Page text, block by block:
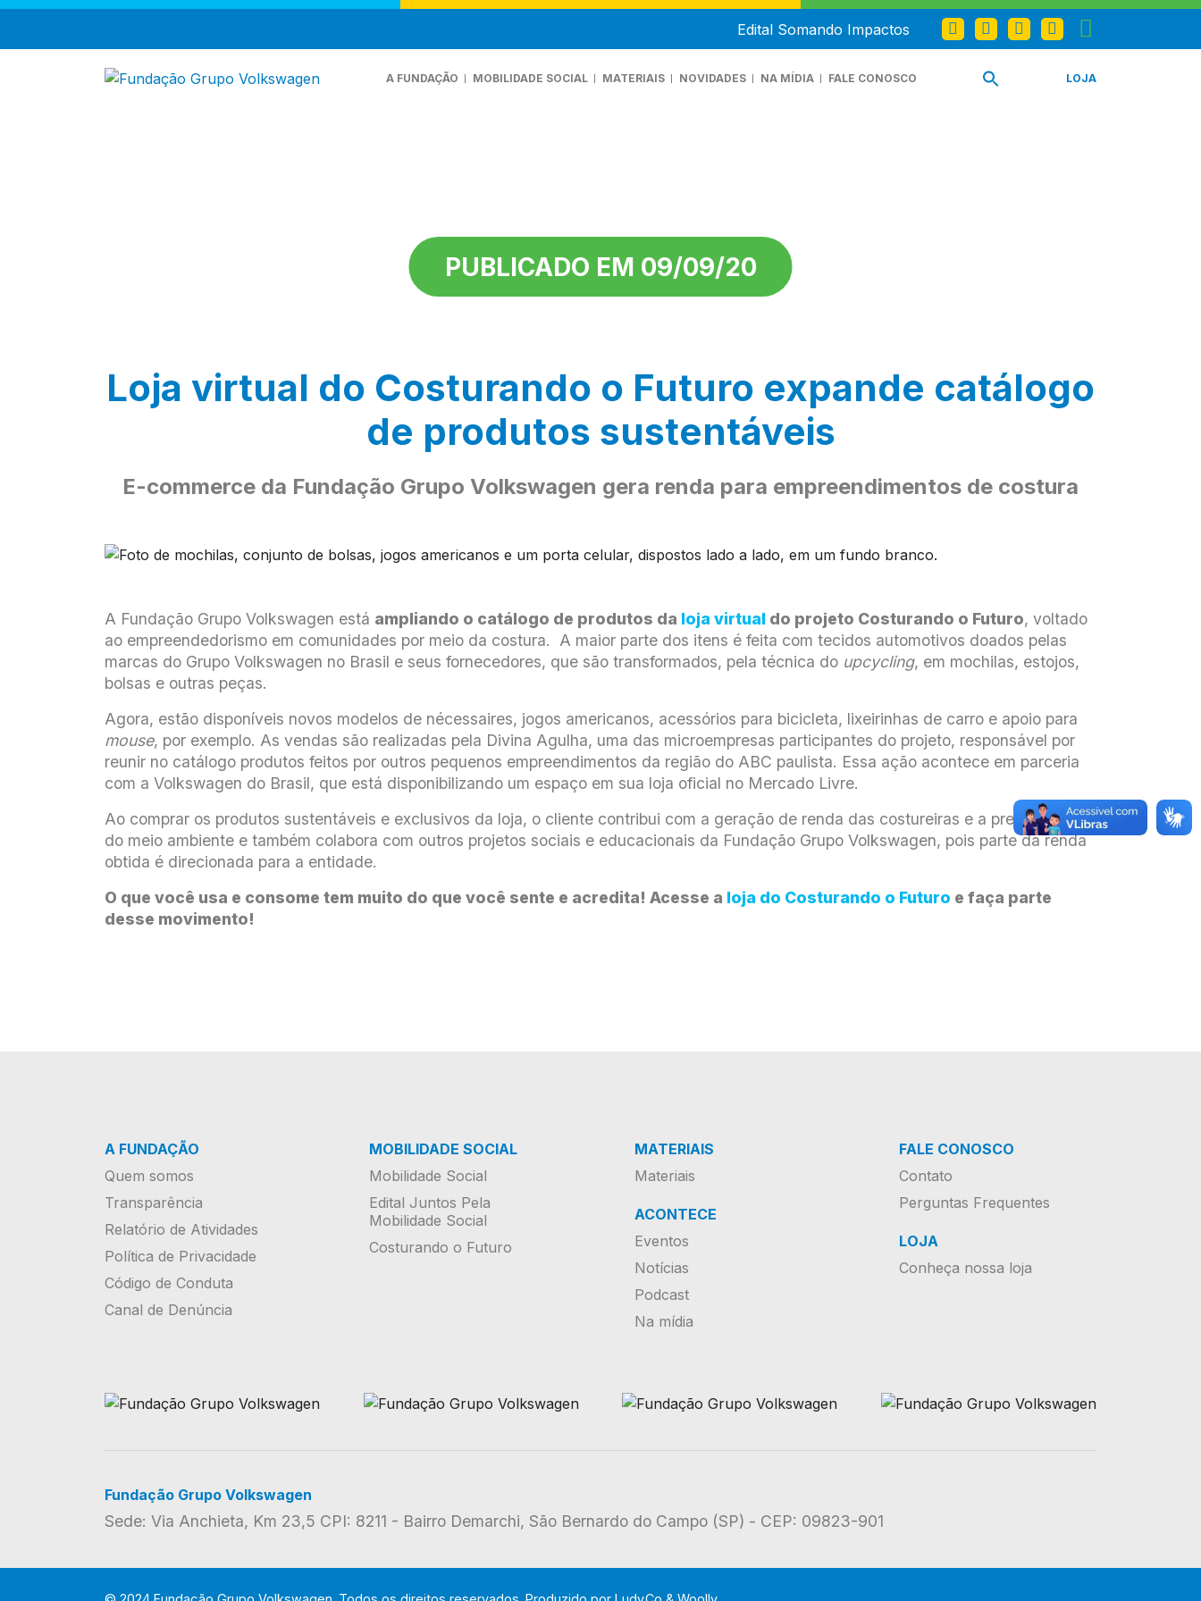
Edital Somando Impactos
A FUNDAÇÃO MOBILIDADE SOCIAL MATERIAIS NOVIDADES NA MÍDIA FALE CONOSCO LOJA
PUBLICADO EM 09/09/20
Loja virtual do Costurando o Futuro expande catálogo
de produtos sustentáveis
E-commerce da Fundação Grupo Volkswagen gera renda para empreendimentos de costura
A Fundação Grupo Volkswagen está ampliando o catálogo de produtos da loja virtual do projeto Costurando o Futuro, voltado
ao empreendedorismo em comunidades por meio da costura. A maior parte dos itens é feita com tecidos automotivos doados pelas
marcas do Grupo Volkswagen no Brasil e seus fornecedores, que são transformados, pela técnica do upcycling, em mochilas, estojos,
bolsas e outras peças.
Agora, estão disponíveis novos modelos de nécessaires, jogos americanos, acessórios para bicicleta, lixeirinhas de carro e apoio para
mouse, por exemplo. As vendas são realizadas pela Divina Agulha, uma das microempresas participantes do projeto, responsável por
reunir no catálogo produtos feitos por outros pequenos empreendimentos da região do ABC paulista. Essa ação acontece em parceria
com a Volkswagen do Brasil, que está disponibilizando um espaço em sua loja oficial no Mercado Livre.
Ao comprar os produtos sustentáveis e exclusivos da loja, o cliente contribui com a geração de renda das costureiras e a preservação
do meio ambiente e também colabora com outros projetos sociais e educacionais da Fundação Grupo Volkswagen, pois parte da renda
obtida é direcionada para a entidade.
O que você usa e consome tem muito do que você sente e acredita! Acesse a loja do Costurando o Futuro e faça parte
desse movimento!
A FUNDAÇÃO
Quem somos
Transparência
Relatório de Atividades
Política de Privacidade
Código de Conduta
Canal de Denúncia
MOBILIDADE SOCIAL
Mobilidade Social
Edital Juntos Pela
Mobilidade Social
Costurando o Futuro
MATERIAIS
Materiais
ACONTECE
Eventos
Notícias
Podcast
Na mídia
FALE CONOSCO
Contato
Perguntas Frequentes
LOJA
Conheça nossa loja
Fundação Grupo Volkswagen
Sede: Via Anchieta, Km 23,5 CPI: 8211 - Bairro Demarchi, São Bernardo do Campo (SP) - CEP: 09823-901